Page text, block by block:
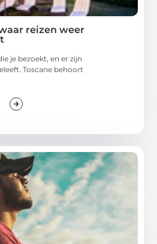
reizen weer
je bezoekt, en er zijn
Toscane behoort